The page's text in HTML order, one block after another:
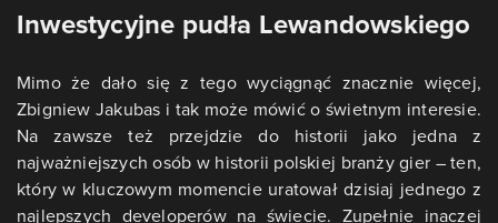
Inwestycyjne pudła Lewandowskiego
Mimo że dało się z tego wyciągnąć znacznie więcej,
Zbigniew Jakubas i tak może mówić o świetnym interesie.
Na zawsze też przejdzie do historii jako jedna z
najważniejszych osób w historii polskiej branży gier – ten,
który w kluczowym momencie uratował dzisiaj jednego z
najlepszych developerów na świecie. Zupełnie inaczej